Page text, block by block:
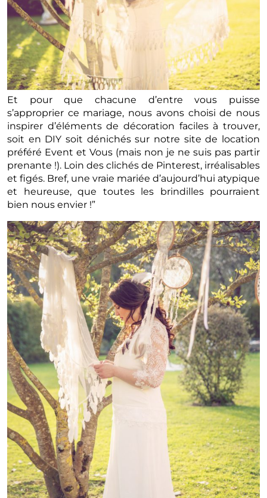
Et pour que chacune d’entre vous puisse
s’approprier ce mariage, nous avons choisi de nous
inspirer d’éléments de décoration faciles à trouver,
soit en DIY soit dénichés sur notre site de location
préféré Event et Vous (mais non je ne suis pas partir
prenante !). Loin des clichés de Pinterest, irréalisables
et figés. Bref, une vraie mariée d’aujourd’hui atypique
et heureuse, que toutes les brindilles pourraient
bien nous envier !”